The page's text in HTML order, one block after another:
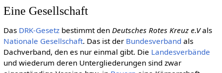
Eine Gesellschaft
Das DRK-Gesetzbestimmt den Deutsches Rotes Kreuz e.Vals
Nationale Gesellschaft. Das ist der Bundesverband als
Dachverband, den es nur einmal gibt. Die Landes­verbände
und wiederum deren Untergliederungen sind zwar